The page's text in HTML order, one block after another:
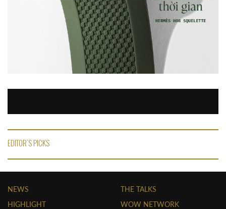
EDITOR'S PICKS
NEWS
HIGHLIGHT
THE TALKS
WOW NETWORK